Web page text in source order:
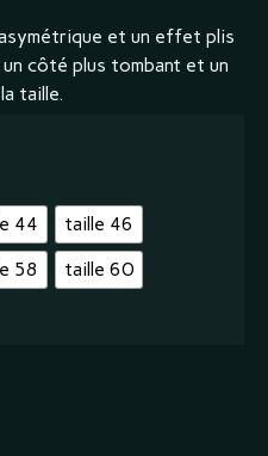
et un effet plis
côté plus tombant et un
taille.
44
taille 46
58 taille 60